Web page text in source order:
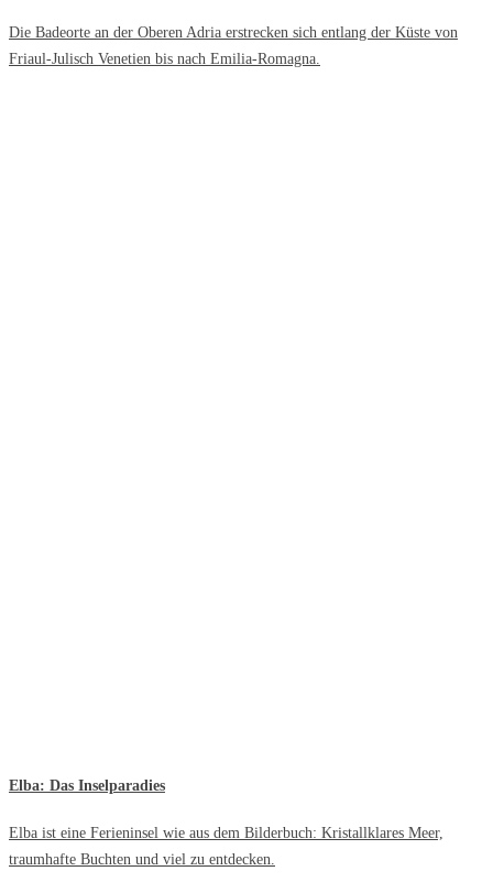
Die Badeorte an der Oberen Adria erstrecken sich entlang der Küste von
Friaul-Julisch Venetien bis nach Emilia-Romagna.
Elba: Das Inselparadies
Elba ist eine Ferieninsel wie aus dem Bilderbuch: Kristallklares Meer,
traumhafte Buchten und viel zu entdecken.